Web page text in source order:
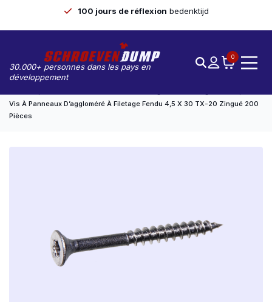
100 jours de réflexion bedenktijd
30.000+ personnes dans les pays en
développement
0
Vis À Panneaux D’aggloméré À Filetage Fendu 4,5 X 30 TX-20 Zingué 200
Pièces